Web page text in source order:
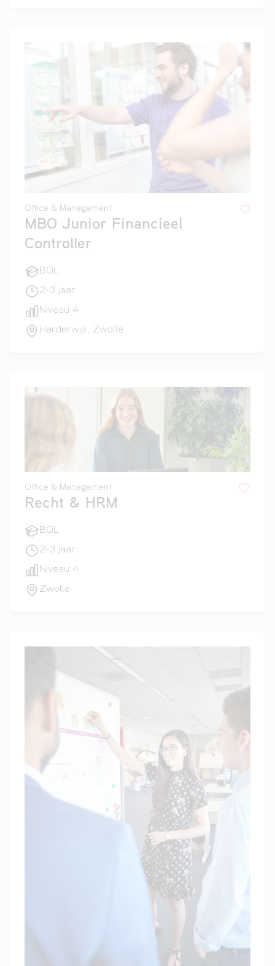
Office & Management
MBO Junior Financieel
Controller
BOL
2-3 jaar
Niveau 4
Harderwijk, Zwolle
Office & Management
Recht & HRM
BOL
2-3 jaar
Niveau 4
Zwolle